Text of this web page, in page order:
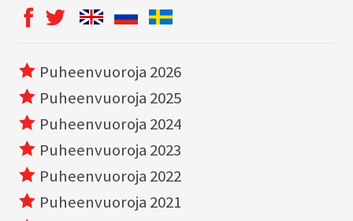
Puheenvuoroja 2026
Puheenvuoroja 2025
Puheenvuoroja 2024
Puheenvuoroja 2023
Puheenvuoroja 2022
Puheenvuoroja 2021